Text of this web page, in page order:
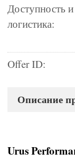
Доступность и
логистика:
Offer ID:
Описание
Urus